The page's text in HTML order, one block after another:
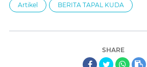
Artikel BERITA TAPAL KUDA
SHARE